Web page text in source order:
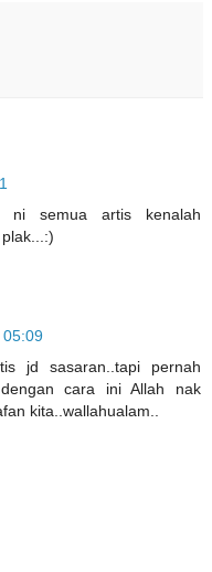
ni semua artis kenalah
05:09
jd sasaran..tapi pernah
cara ini Allah nak
kita..wallahualam..